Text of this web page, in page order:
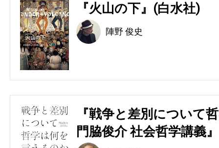
『火山の下』(白水社)
陣野 俊史
『戦争と差別について
門脇俊介 社会哲学講義